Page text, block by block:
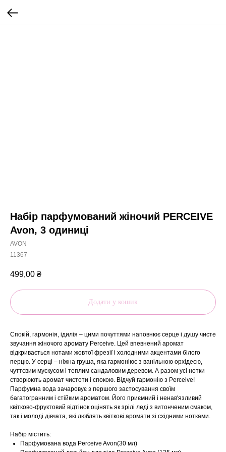
Набір парфумований жіночий PERCEIVE
Avon, 3 одиниці
AVON
11367
499,00 ₴
Додати у кошик
Спокій, гармонія, ідилія – цими почуттями наповнює серце і душу чисте
звучання жіночого аромату Perceive. Цей впевнений аромат
відкривається нотами жовтої фрезії і холодними акцентами білого
перцю. У серці – ніжна груша, яка гармоніює з ванільною орхідеєю,
чуттєвим мускусом і теплим сандаловим деревом. А разом усі нотки
створюють аромат чистоти і спокою. Відчуй гармонію з Perceive!
Парфумна вода зачаровує з першого застосування своїм
багатогранним і стійким ароматом. Його приємний і ненав'язливий
квітково-фруктовий відтінок оцінять як зрілі леді з витонченим смаком,
так і молоді дівчата, які люблять квіткові аромати зі східними нотками.
Набір містить:
Парфумована вода Perceive Avon(30 мл)